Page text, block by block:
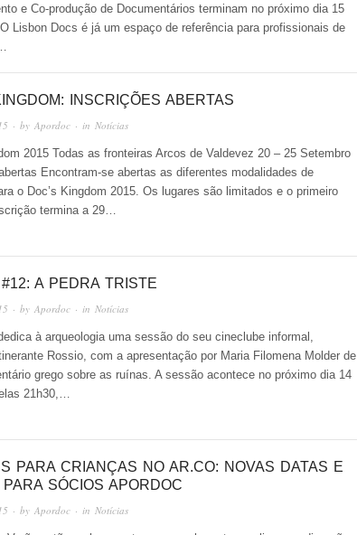
e Co-produção de Documentários terminam no próximo dia 15
Lisbon Docs é já um espaço de referência para profissionais de
INSCRIÇÕES ABERTAS
· by Apordoc · in Notícias
2015 Todas as fronteiras Arcos de Valdevez 20 – 25 Setembro
Encontram-se abertas as diferentes modalidades de
o Doc’s Kingdom 2015. Os lugares são limitados e o primeiro
termina a 29…
A PEDRA TRISTE
· by Apordoc · in Notícias
à arqueologia uma sessão do seu cineclube informal,
Rossio, com a apresentação por Maria Filomena Molder de
grego sobre as ruínas. A sessão acontece no próximo dia 14
21h30,…
PARA CRIANÇAS NO AR.CO: NOVAS DATAS E
SÓCIOS APORDOC
· by Apordoc · in Notícias